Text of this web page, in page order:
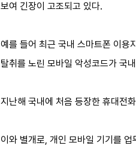
보여 긴장이 고조되고 있다.
예를 들어 최근 국내 스마트폰 이용
탈취를 노린 모바일 악성코드가 국
지난해 국내에 처음 등장한 휴대전
이와 별개로, 개인 모바일 기기를